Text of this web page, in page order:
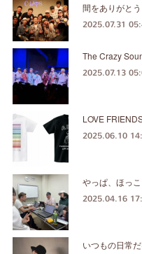
間をありがと
2025.07.31
The Crazy
2025.07.13
LOVE
2025.06.10
やっぱ、ほっ
2025.04.16
いつもの日常